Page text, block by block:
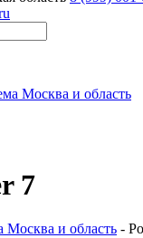
7
Москва и область -